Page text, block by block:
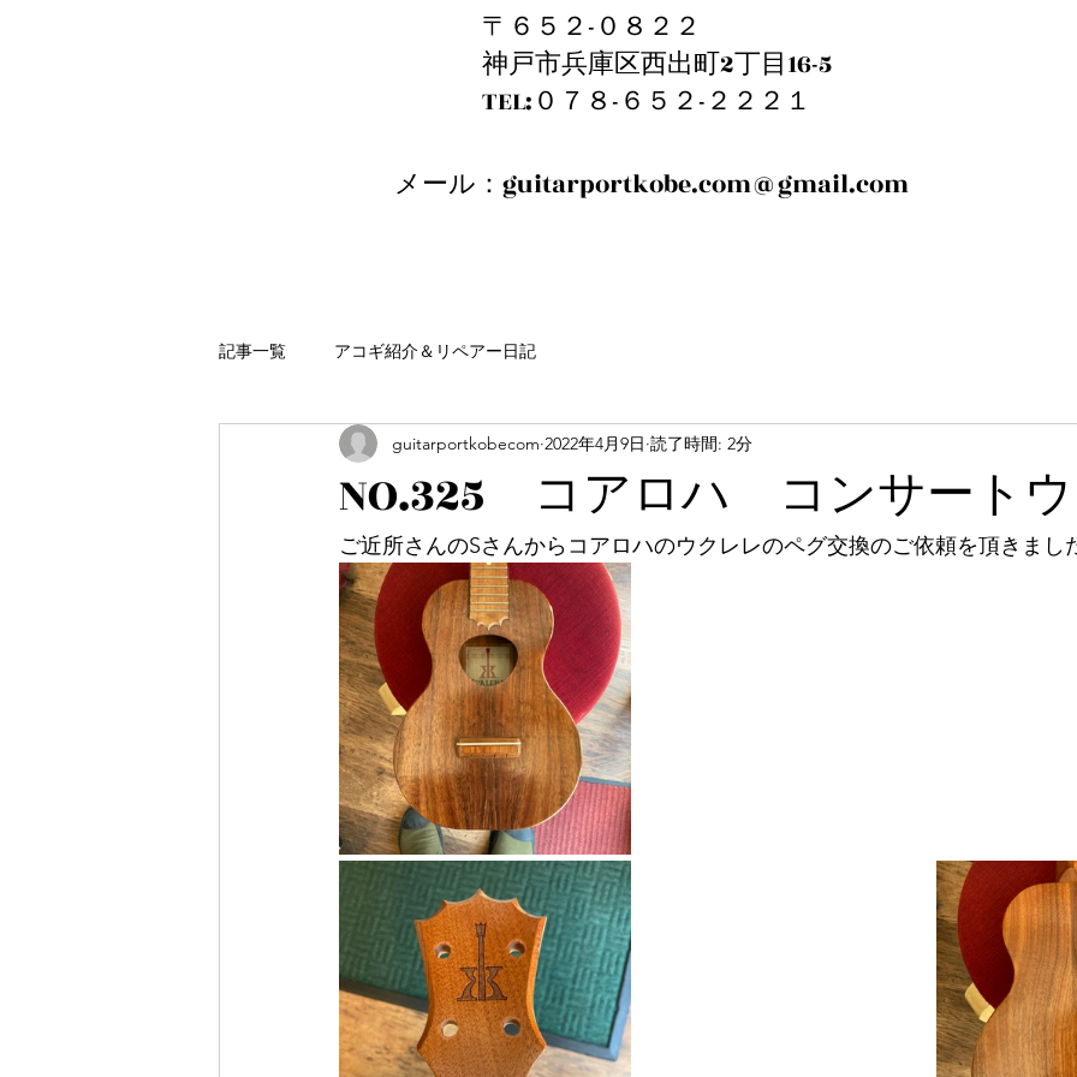
〒６５２-０８２２
神戸市兵庫区西出町2丁目16-5
​TEL:０７８-６５２-２２２１
メール： guitarportkobe.com@gmail.com
記事一覧 アコギ紹介＆リペアー日記
NO.325 コアロハ コンサート
guitarportkobecom 2022年4月9日 読了時間: 2分
ご近所さんのSさんからコアロハのウクレレのペグ交換のご依頼を頂きまし